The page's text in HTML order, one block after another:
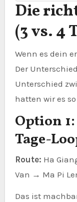
Die
(3 vs. 4
Wenn es dein
Der
Unterschied
hatten wir es
Option
Tage-
Route: Ha
Van → Ma Pi
Das ist